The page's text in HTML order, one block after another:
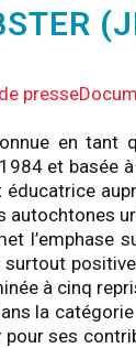
presse
en tant
et basée
éducatrice
l’emphase
surtout
à cinq
la
ses